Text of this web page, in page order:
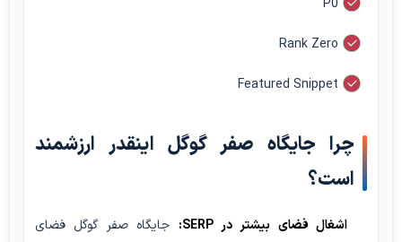
P0
Rank Zero
Featured Snippet
چرا جایگاه صفر گوگل اینقدر ارزشمند
است؟
اشغال فضای بیشتر در SERP:
جایگاه صفر گوگل فضای